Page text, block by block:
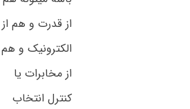
از قدرت و هم از
الکترونیک و هم
از مخابرات یا
کنترل انتخاب